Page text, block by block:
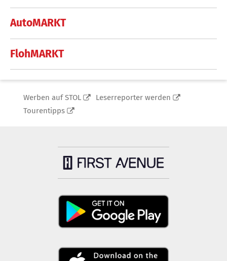
AutoMARKT
FlohMARKT
Werben auf STOL
Leserreporter werden
Tourentipps